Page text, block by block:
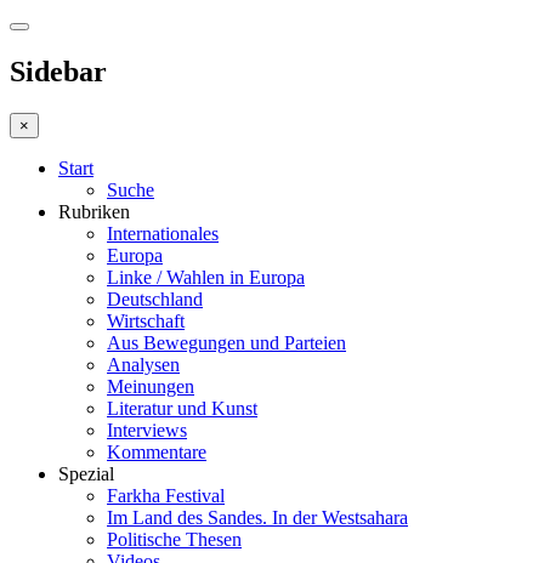
Sidebar
×
Start
Suche
Rubriken
Internationales
Europa
Linke / Wahlen in Europa
Deutschland
Wirtschaft
Aus Bewegungen und Parteien
Analysen
Meinungen
Literatur und Kunst
Interviews
Kommentare
Spezial
Farkha Festival
Im Land des Sandes. In der Westsahara
Politische Thesen